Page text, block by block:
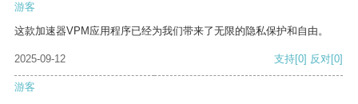
游客
这款加速器VPM应用程序已经为我们带来了无限的隐私保护和自由。
2025-09-12 支持[0] 反对[0]
游客